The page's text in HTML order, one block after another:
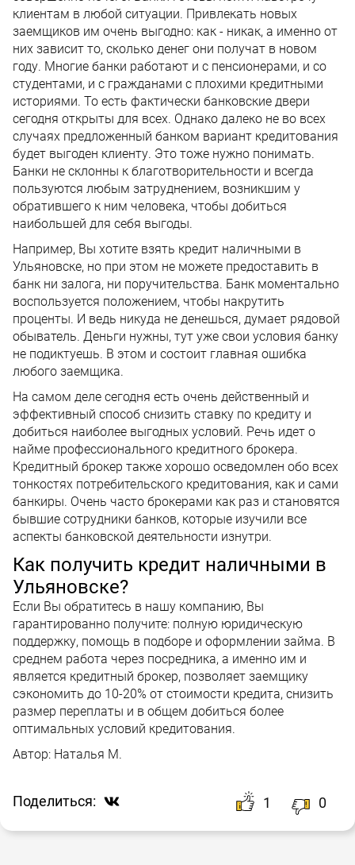
клиентам в любой ситуации. Привлекать новых
заемщиков им очень выгодно: как - никак, а именно от
них зависит то, сколько денег они получат в новом
году. Многие банки работают и с пенсионерами, и со
студентами, и с гражданами с плохими кредитными
историями. То есть фактически банковские двери
сегодня открыты для всех. Однако далеко не во всех
случаях предложенный банком вариант кредитования
будет выгоден клиенту. Это тоже нужно понимать.
Банки не склонны к благотворительности и всегда
пользуются любым затруднением, возникшим у
обратившего к ним человека, чтобы добиться
наибольшей для себя выгоды.
Например, Вы хотите взять кредит наличными в
Ульяновске, но при этом не можете предоставить в
банк ни залога, ни поручительства. Банк моментально
воспользуется положением, чтобы накрутить
проценты. И ведь никуда не денешься, думает рядовой
обыватель. Деньги нужны, тут уже свои условия банку
не подиктуешь. В этом и состоит главная ошибка
любого заемщика.
На самом деле сегодня есть очень действенный и
эффективный способ снизить ставку по кредиту и
добиться наиболее выгодных условий. Речь идет о
найме профессионального кредитного брокера.
Кредитный брокер также хорошо осведомлен обо всех
тонкостях потребительского кредитования, как и сами
банкиры. Очень часто брокерами как раз и становятся
бывшие сотрудники банков, которые изучили все
аспекты банковской деятельности изнутри.
Как получить кредит наличными в
Ульяновске?
Если Вы обратитесь в нашу компанию, Вы
гарантированно получите: полную юридическую
поддержку, помощь в подборе и оформлении займа. В
среднем работа через посредника, а именно им и
является кредитный брокер, позволяет заемщику
сэкономить до 10-20% от стоимости кредита, снизить
размер переплаты и в общем добиться более
оптимальных условий кредитования.
Автор: Наталья М.
Поделиться: 1 0